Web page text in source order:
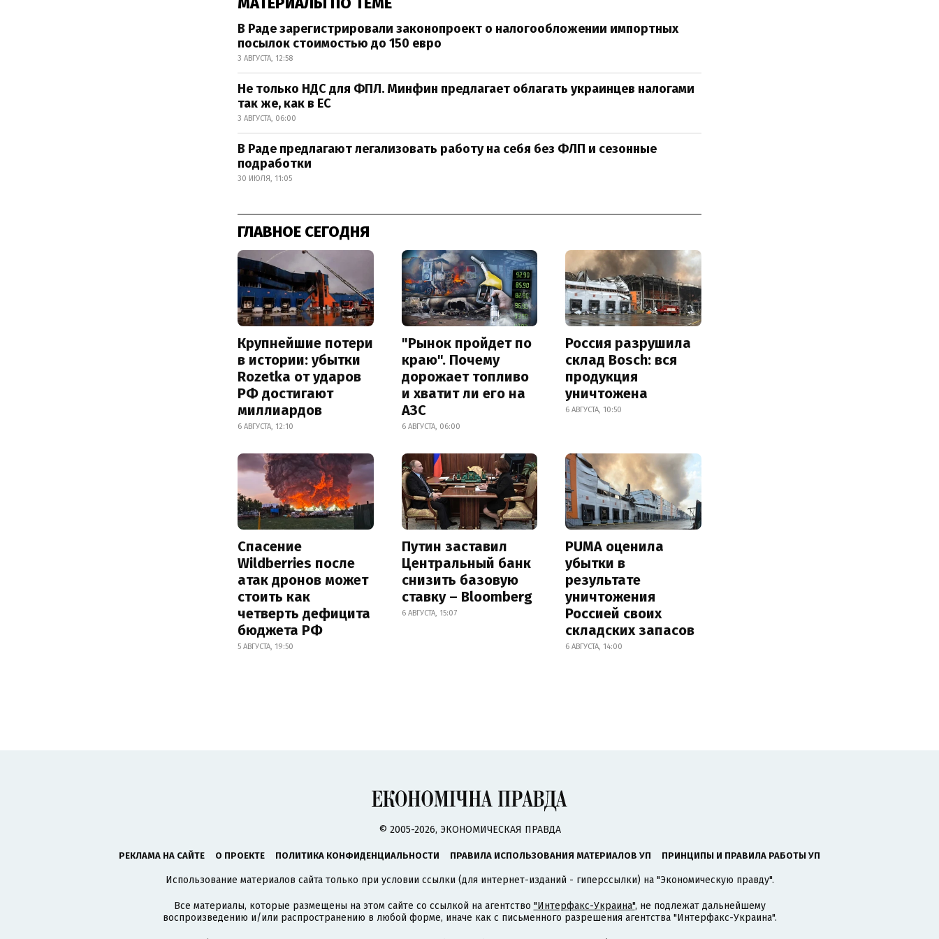
В Раде зарегистрировали законопроект о налогообложении импортных
посылок стоимостью до 150 евро
3 АВГУСТА, 12:58
Не только НДС для ФПЛ. Минфин предлагает облагать украинцев налогами
так же, как в ЕС
3 АВГУСТА, 06:00
В Раде предлагают легализовать работу на себя без ФЛП и сезонные
подработки
30 ИЮЛЯ, 11:05
ГЛАВНОЕ СЕГОДНЯ
Крупнейшие потери
в истории: убытки
Rozetka от ударов
РФ достигают
миллиардов
6 АВГУСТА, 12:10
"Рынок пройдет по
краю". Почему
дорожает топливо
и хватит ли его на
АЗС
6 АВГУСТА, 06:00
Россия разрушила
склад Bosch: вся
продукция
уничтожена
6 АВГУСТА, 10:50
Спасение
Wildberries после
атак дронов может
стоить как
четверть дефицита
бюджета РФ
5 АВГУСТА, 19:50
Путин заставил
Центральный банк
снизить базовую
ставку – Bloomberg
6 АВГУСТА, 15:07
PUMA оценила
убытки в
результате
уничтожения
Россией своих
складских запасов
6 АВГУСТА, 14:00
© 2005-2026, ЭКОНОМИЧЕСКАЯ ПРАВДА
РЕКЛАМА НА САЙТЕ О ПРОЕКТЕ ПОЛИТИКА КОНФИДЕНЦИАЛЬНОСТИ ПРАВИЛА ИСПОЛЬЗОВАНИЯ МАТЕРИАЛОВ УП ПРИНЦИПЫ И ПРАВИЛА РАБОТЫ УП
Использование материалов сайта только при условии ссылки (для интернет-изданий - гиперссылки) на "Экономическую правду".
Все материалы, которые размещены на этом сайте со ссылкой на агентство "Интерфакс-Украина", не подлежат дальнейшему
воспроизведению и/или распространению в любой форме, иначе как с письменного разрешения агентства "Интерфакс-Украина".